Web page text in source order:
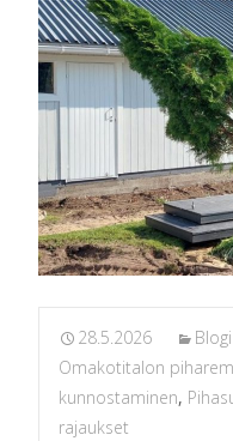
28.5.2026 Blogi
Omakotitalon
kunnostaminen,
rajaukset